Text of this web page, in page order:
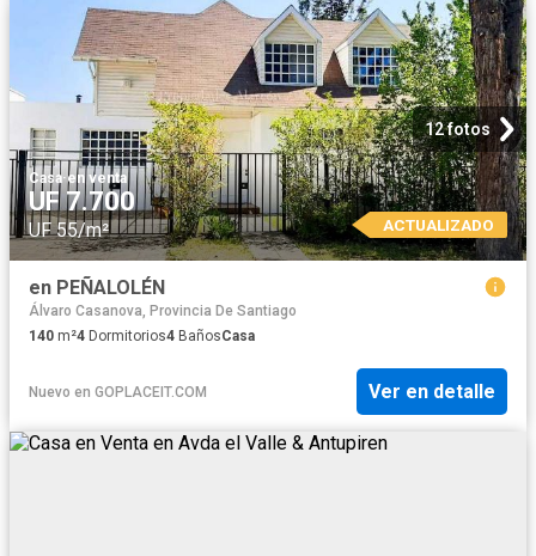
12 fotos
Casa·en venta
UF 7.700
UF 55/m² ACTUALIZADO
en PEÑALOLÉN
Álvaro Casanova, Provincia De Santiago
140 m²4 Dormitorios4 BañosCasa
Nuevo en GOPLACEIT.COM Ver en detalle